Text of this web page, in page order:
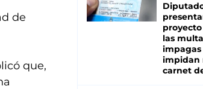
de
que,
las
impagas
impidan
carnet